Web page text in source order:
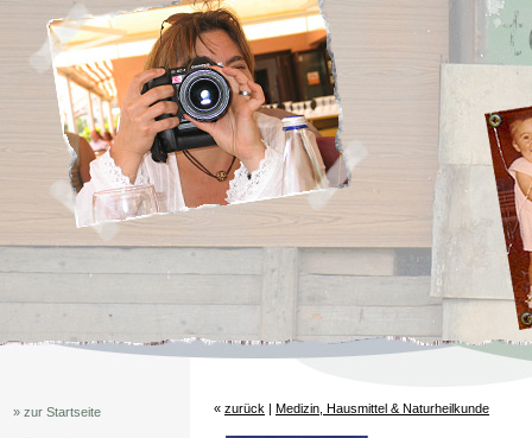
» zur Startseite « zurück | Medizin, Hausmittel & Naturheilkunde